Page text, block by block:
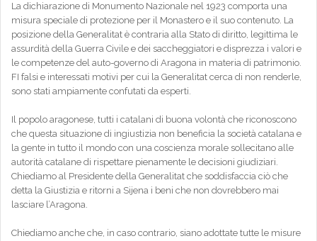
La dichiarazione di Monumento Nazionale nel 1923 comporta una
misura speciale di protezione per il Monastero e il suo contenuto. La
posizione della Generalitat è contraria alla Stato di diritto, legittima le
assurdità della Guerra Civile e dei saccheggiatori e disprezza i valori e
le competenze del auto-governo di Aragona in materia di patrimonio.
FI falsi e interessati motivi per cui la Generalitat cerca di non renderle,
sono stati ampiamente confutati da esperti.
Il popolo aragonese, tutti i catalani di buona volontà che riconoscono
che questa situazione di ingiustizia non beneficia la società catalana e
la gente in tutto il mondo con una coscienza morale sollecitano alle
autorità catalane di rispettare pienamente le decisioni giudiziari.
Chiediamo al Presidente della Generalitat che soddisfaccia ciò che
detta la Giustizia e ritorni a Sijena i beni che non dovrebbero mai
lasciare l’Aragona.
Chiediamo anche che, in caso contrario, siano adottate tutte le misure